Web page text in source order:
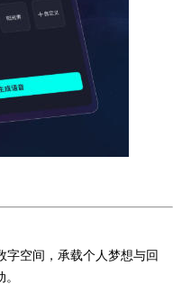
字空间，承载个人梦想与回